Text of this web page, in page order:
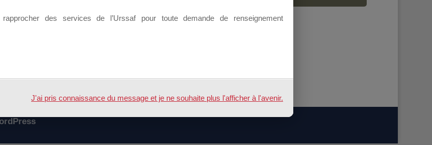
des services de l’Urssaf pour toute demande de renseignement
J'ai pris connaissance du message et je ne souhaite plus l'afficher à l'avenir.